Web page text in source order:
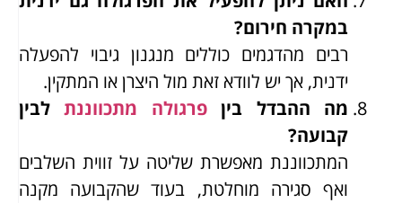
במקרה חירום?
רבים מהדגמים כוללים מנגנון גיבוי להפעלה
ידנית, אך יש לוודא זאת מול היצרן או המתקין.
מה ההבדל ביןפרגולה מתכווננתלבין
קבועה?
המתכווננת מאפשרת שליטה על זווית השלבים
ואף סגירה מוחלטת, בעוד שהקבועה מקנה